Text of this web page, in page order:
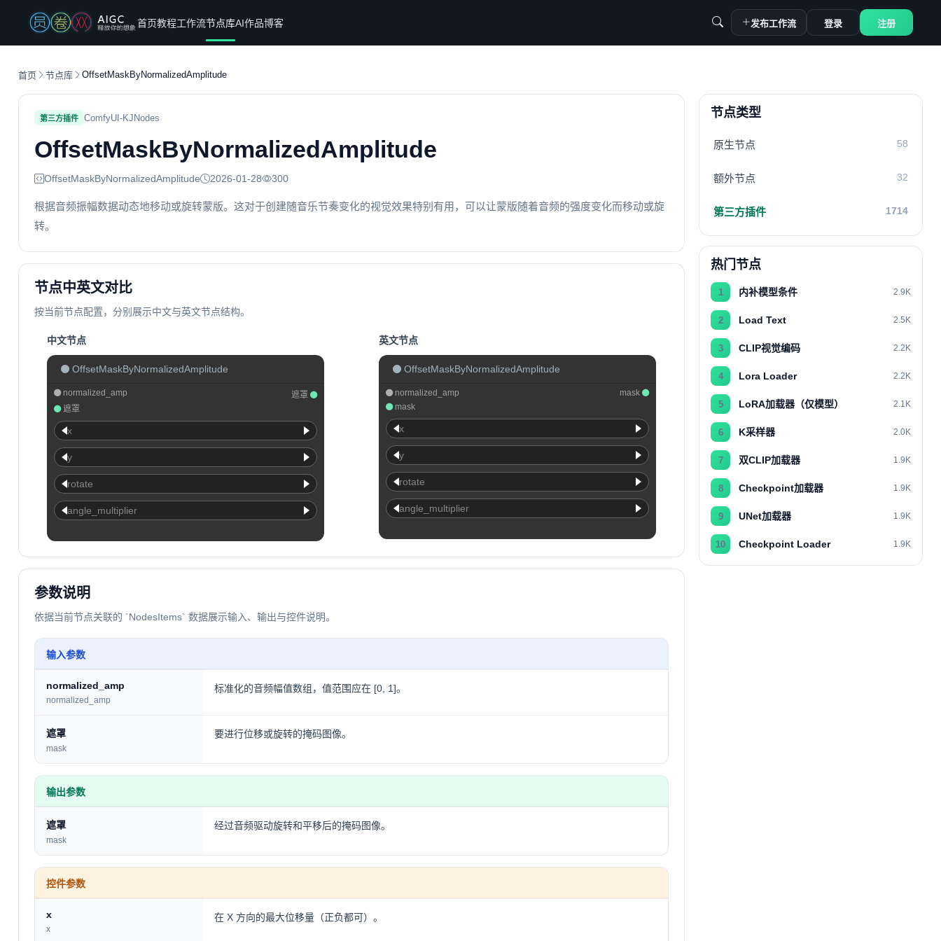
首页教程工作流节点库AI作品博客 发布工作流 登录 注册
首页 节点库 OffsetMaskByNormalizedAmplitude
第三方插件 ComfyUI-KJNodes
OffsetMaskByNormalizedAmplitude
OffsetMaskByNormalizedAmplitude 2026-01-28 300
根据音频振幅数据动态地移动或旋转蒙版。这对于创建随音乐节奏变化的视觉效果特别有用，可以让蒙版随着音频的强度变化而移动或旋
转。
节点中英文对比
按当前节点配置，分别展示中文与英文节点结构。
中文节点
OffsetMaskByNormalizedAmplitude
normalized_amp
遮罩
遮罩
x
y
rotate
angle_multiplier
英文节点
OffsetMaskByNormalizedAmplitude
normalized_amp
mask
mask
x
y
rotate
angle_multiplier
参数说明
依据当前节点关联的 `NodesItems` 数据展示输入、输出与控件说明。
输入参数
normalized_amp
normalized_amp
标准化的音频幅值数组，值范围应在 [0, 1]。
遮罩
mask
要进行位移或旋转的掩码图像。
输出参数
遮罩
mask
经过音频驱动旋转和平移后的掩码图像。
控件参数
x
x
在 X 方向的最大位移量（正负都可）。
节点类型
原生节点 58
额外节点 32
第三方插件 1714
热门节点
1 内补模型条件 2.9K
2 Load Text 2.5K
3 CLIP视觉编码 2.2K
4 Lora Loader 2.2K
5 LoRA加载器（仅模型） 2.1K
6 K采样器 2.0K
7 双CLIP加载器 1.9K
8 Checkpoint加载器 1.9K
9 UNet加载器 1.9K
10 Checkpoint Loader 1.9K